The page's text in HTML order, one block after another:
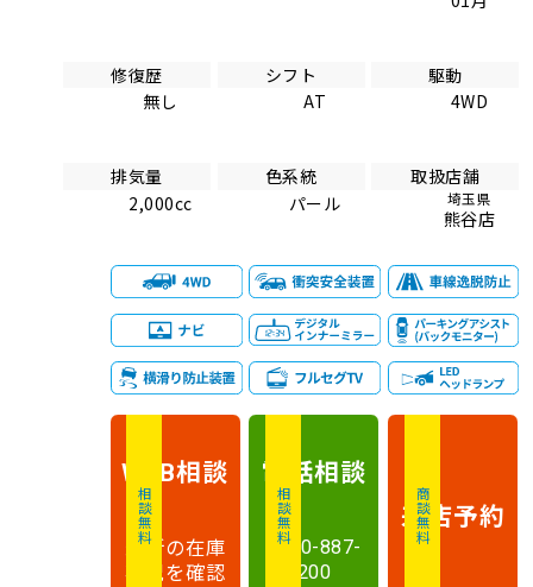
修復歴
無し
シフト
AT
駆動
4WD
排気量
2,000cc
色系統
パール
取扱店舗
埼玉県
熊谷店
相談無料
WEB相談
最新の在庫
状況を確認
相談無料
電話相談
0120-887-
200
商談無料
来店予約